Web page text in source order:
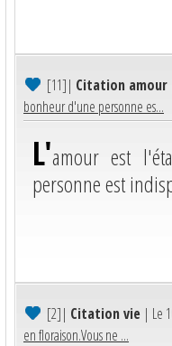
[11]| Citation amour
bonheur d'une personne es...
L'amour est
personne est
[2]| Citation vie | Le
en floraison.Vous ne ...